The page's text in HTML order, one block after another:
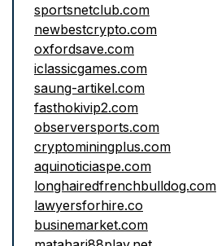
sportsnetclub.com
newbestcrypto.com
oxfordsave.com
iclassicgames.com
saung-artikel.com
fasthokivip2.com
observersports.com
cryptominingplus.com
aquinoticiaspe.com
longhairedfrenchbulldog.com
lawyersforhire.co
businemarket.com